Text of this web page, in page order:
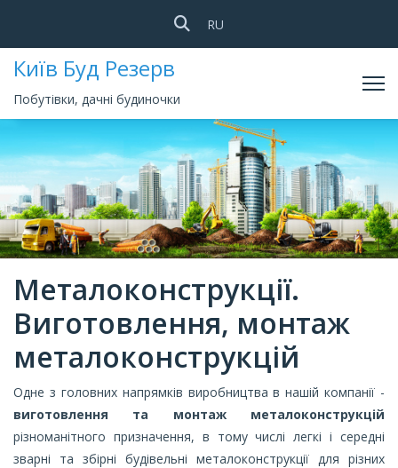
Оберіть свою мову
RU
Київ Буд Резерв
Побутівки, дачні будиночки
Металоконструкції.
Виготовлення, монтаж
металоконструкцій
Одне з головних напрямків виробництва в нашій компанії -
виготовлення та монтаж металоконструкцій
різноманітного призначення, в тому числі легкі і середні
зварні та збірні будівельні металоконструкції для різних